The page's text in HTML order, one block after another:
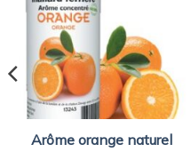
Arôme orange naturel